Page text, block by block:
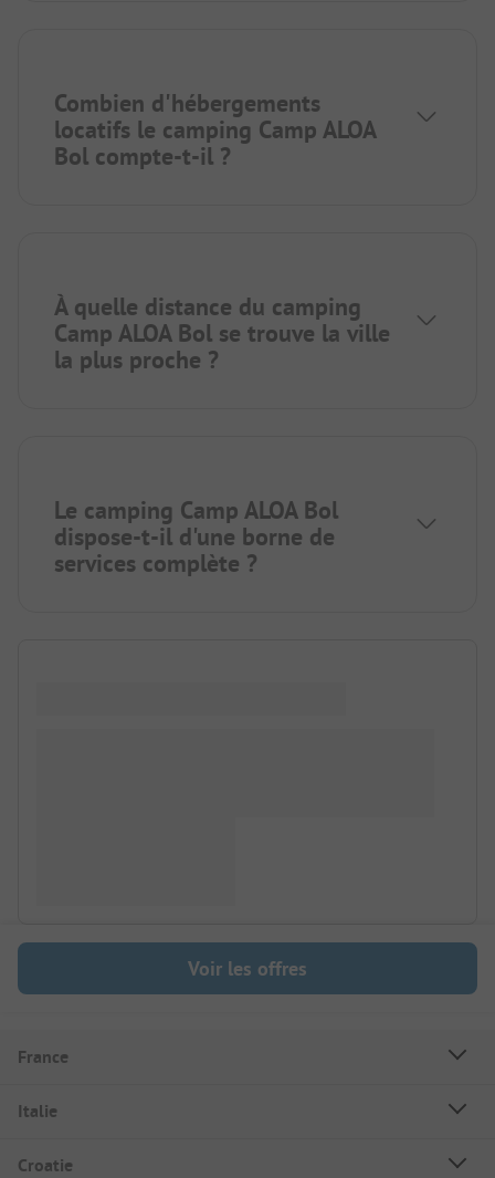
Combien d'hébergements
locatifs le camping Camp ALOA
Bol compte-t-il ?
À quelle distance du camping
Camp ALOA Bol se trouve la ville
la plus proche ?
Le camping Camp ALOA Bol
dispose-t-il d'une borne de
services complète ?
Voir les offres
France
Italie
Croatie